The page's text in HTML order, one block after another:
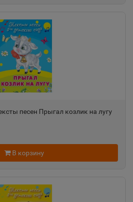
песен Прыгал козлик на лугу
В корзину